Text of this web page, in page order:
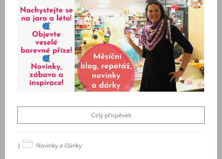
Celý příspěvek
| Novinky a články